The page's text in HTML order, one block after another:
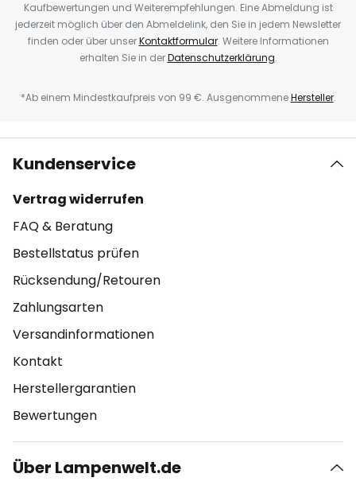
Kaufbewertungen und Weiterempfehlungen. Eine Abmeldung ist
jederzeit möglich über den Abmeldelink, den Sie in jedem Newsletter
finden oder über unserKontaktformular. Weitere Informationen
erhalten Sie in derDatenschutzerklärung.
*Ab einem Mindestkaufpreis von 99 €. AusgenommeneHersteller.
Kundenservice
Vertrag widerrufen
FAQ & Beratung
Bestellstatus prüfen
Rücksendung/Retouren
Zahlungsarten
Versandinformationen
Kontakt
Herstellergarantien
Bewertungen
Über Lampenwelt.de